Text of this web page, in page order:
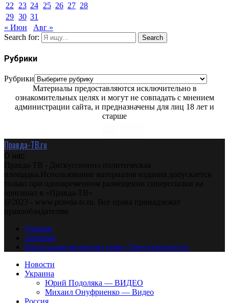
22
23 24 25 26 27 28
29 30 31
« Июн
Авг »
Search for:
Search
Рубрики
Рубрики
Материалы предоставляются исключительно в
ознакомительных целях и могут не совпадать с мнением
администрации сайта, и предназначены для лиц 18 лет и
старше
Правда-ТВ.ru
О нас
Правда-ТВ - Дискуссионно политическая
площадка.Использование материалов издания допускается
только при одновременном размещении гиперссылки на
оригинал в «Правда-ТВ»
@2023 - www.pravda-tv.ru. Все права принадлежат
правообладателям.
Главная
Авторам
Владельцам авторских прав. Ответственности.
Новости
Украина
Юрий Подоляка — ВИДЕО
Михаил Онуфриенко — Видео